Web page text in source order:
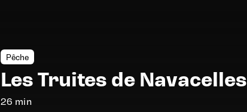
Pêche
Les Truites de Navacelles
26 min